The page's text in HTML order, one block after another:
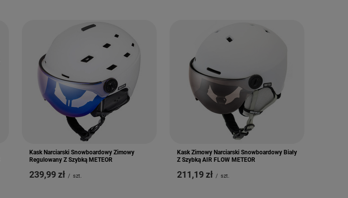
Kask Narciarski Snowboardowy Zimowy
Regulowany Z Szybką METEOR
239,99 zł / szt.
Kask Zimowy Narciarski Snowboardowy Biały
Z Szybką AIR FLOW METEOR
211,19 zł / szt.